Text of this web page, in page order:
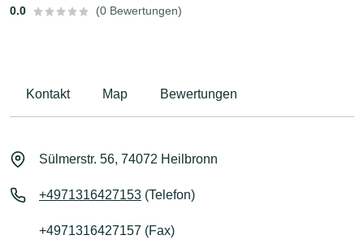
0.0 (0 Bewertungen)
Kontakt Map Bewertungen
Sülmerstr. 56, 74072 Heilbronn
+4971316427153 (Telefon)
+4971316427157 (Fax)